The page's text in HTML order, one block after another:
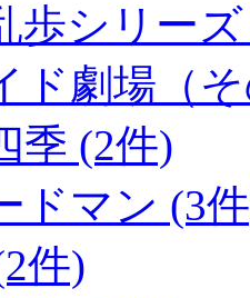
歩シリー
ド劇場（
季 (2件)
ドマン (3
件)